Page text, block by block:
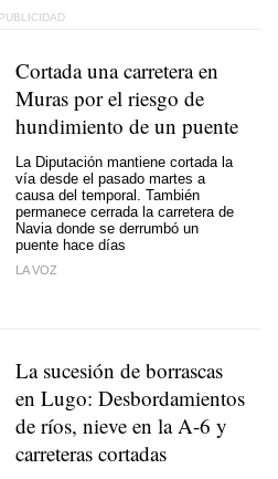
Cortada una carretera en
Muras por el riesgo de
hundimiento de un puente
La Diputación mantiene cortada la
vía desde el pasado martes a
causa del temporal. También
permanece cerrada la carretera de
Navia donde se derrumbó un
puente hace días
LA VOZ
La sucesión de borrascas
en Lugo: Desbordamientos
de ríos, nieve en la A-6 y
carreteras cortadas